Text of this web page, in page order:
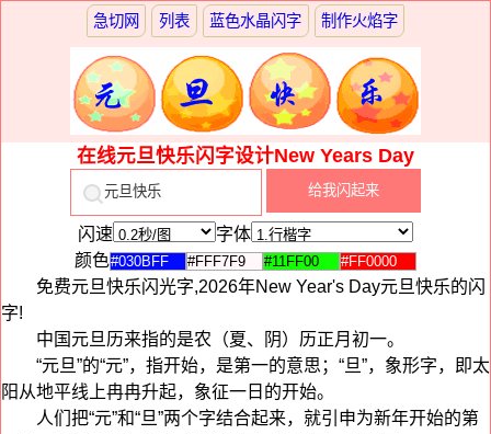
急切网 列表 蓝色水晶闪字 制作火焰字
在线元旦快乐闪字设计New Years Day
闪速
字体
颜色
免费元旦快乐闪光字,2026年New Year's Day元旦快乐的闪
字!
中国元旦历来指的是农（夏、阴）历正月初一。
“元旦”的“元”，指开始，是第一的意思；“旦”，象形字，即太
阳从地平线上冉冉升起，象征一日的开始。
人们把“元”和“旦”两个字结合起来，就引申为新年开始的第